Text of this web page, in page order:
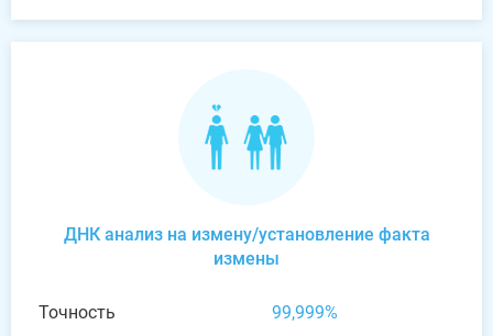
ДНК анализ на измену/установление факта
измены
Точность
99,999%